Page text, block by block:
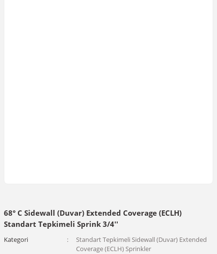
68° C Sidewall (Duvar) Extended Coverage (ECLH)
Standart Tepkimeli Sprink 3/4''
Kategori
Standart Tepkimeli Sidewall (Duvar) Extended
Coverage (ECLH) Sprinkler